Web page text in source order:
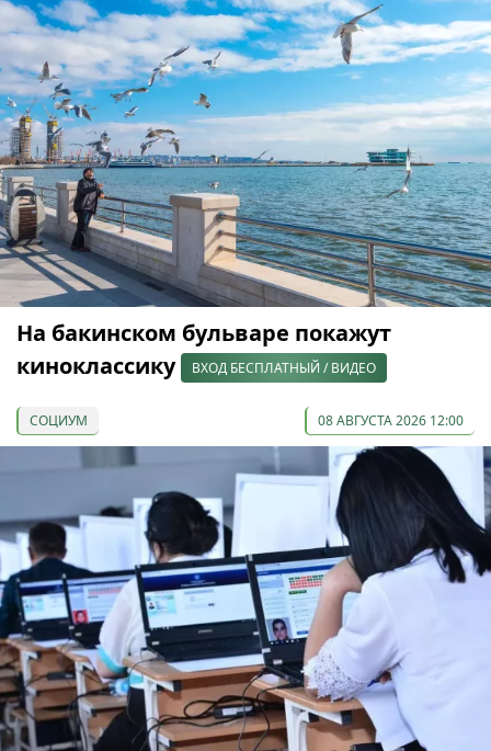
На бакинском бульваре покажут
киноклассику
ВХОД БЕСПЛАТНЫЙ / ВИДЕО
СОЦИУМ 08 АВГУСТА 2026 12:00